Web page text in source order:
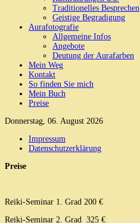
Traditionelles Besprechen
Geistige Begradigung
Aurafotografie
Allgemeine Infos
Angebote
Deutung der Aurafarben
Mein Weg
Kontakt
So finden Sie mich
Mein Buch
Preise
Donnerstag, 06. August 2026
Impressum
Datenschutzerklärung
Preise
Reiki-Seminar 1. Grad 200 €
Reiki-Seminar 2. Grad 325 €